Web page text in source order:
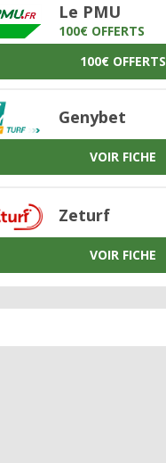
Le PMU
100€ OFFERTS
100€ OFFERTS
Genybet
VOIR FICHE
Zeturf
VOIR FICHE